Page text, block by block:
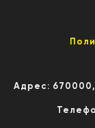
Адрес: